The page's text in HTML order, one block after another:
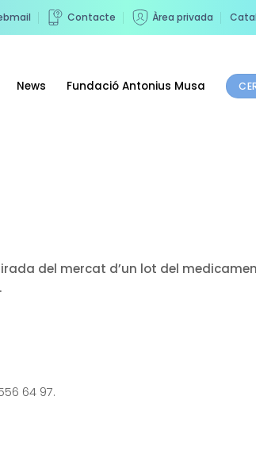
Contacte Àrea privada
News Fundació Antonius Musa
del mercat d’un lot del
64 97.